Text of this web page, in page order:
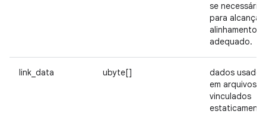
se necessário,
para alcançar
alinhamento
adequado.
link_data ubyte[]
dados usados
em arquivos
vinculados